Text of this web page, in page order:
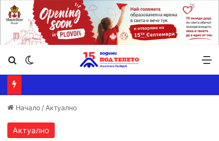
Търсене ...
Начало / Актуално
Актуално